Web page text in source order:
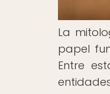
La
papel
Entre